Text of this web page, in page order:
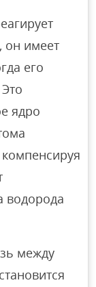
он имеет
его
ядро
водорода
между